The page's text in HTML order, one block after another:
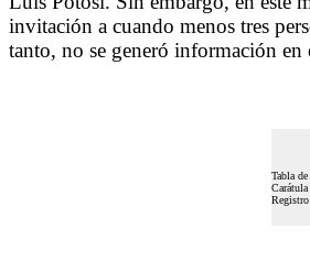
invitación a cuando menos tres
tanto, no se generó información en
Tabla
Registro